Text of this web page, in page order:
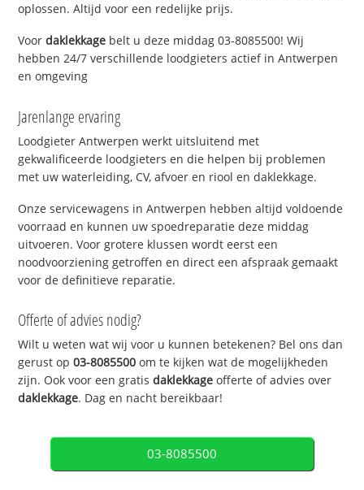
oplossen. Altijd voor een redelijke prijs.
Voordaklekkage belt u deze middag 03-8085500! Wij
hebben 24/7 verschillende loodgieters actief in Antwerpen
en omgeving
Jarenlange ervaring
Loodgieter Antwerpen werkt uitsluitend met
gekwalificeerde loodgieters en die helpen bij problemen
met uw waterleiding, CV, afvoer en riool en daklekkage.
Onze servicewagens in Antwerpen hebben altijd voldoende
voorraad en kunnen uw spoedreparatie deze middag
uitvoeren. Voor grotere klussen wordt eerst een
noodvoorziening getroffen en direct een afspraak gemaakt
voor de definitieve reparatie.
Offerte of advies nodig?
Wilt u weten wat wij voor u kunnen betekenen? Bel ons dan
gerust op03-8085500 om te kijken wat de mogelijkheden
zijn. Ook voor een gratisdaklekkage offerte of advies over
daklekkage. Dag en nacht bereikbaar!
03-8085500